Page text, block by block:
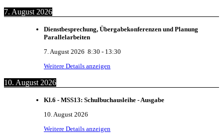
7. August 2026
Dienstbesprechung, Übergabekonferenzen und Planung
Parallelarbeiten
7. August 2026 8:30 - 13:30
Weitere Details anzeigen
10. August 2026
Kl.6 - MSS13: Schulbuchausleihe - Ausgabe
10. August 2026
Weitere Details anzeigen